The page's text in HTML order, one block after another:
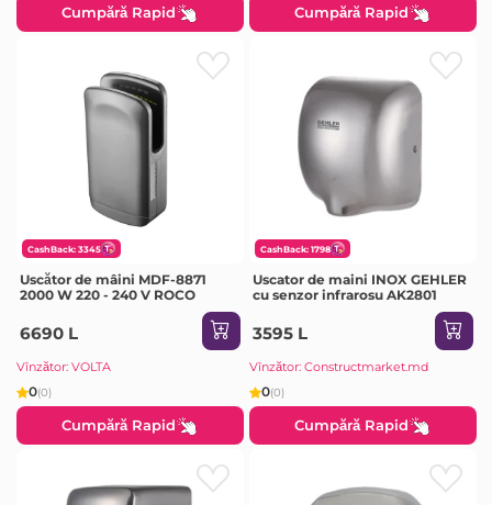
Cumpără Rapid Cumpără Rapid
CashBack: 3345
Uscător de mâini MDF-8871
2000 W 220 - 240 V ROCO
6690 L
Vînzător: VOLTA
0(0)
Cumpără Rapid
CashBack: 1798
Uscator de maini INOX GEHLER
cu senzor infrarosu AK2801
3595 L
Vînzător: Constructmarket.md
0(0)
Cumpără Rapid